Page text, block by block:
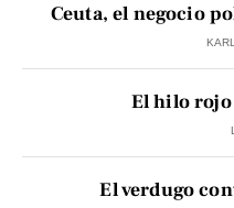
Ceuta, el negocio
El hilo
El verdugo